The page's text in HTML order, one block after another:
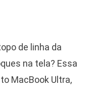
de linha da
na tela? Essa
MacBook Ultra,